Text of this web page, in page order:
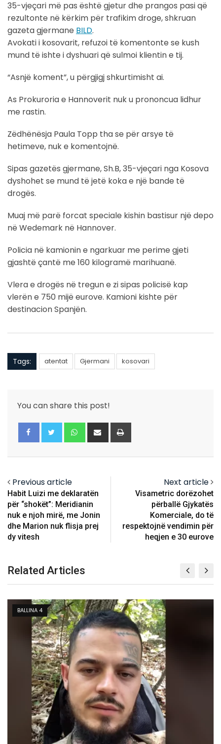
35-vjeçari më pas është gjetur dhe prangos pasi që
rezultonte në kërkim për trafikim droge, shkruan
gazeta gjermane BILD.
Avokati i kosovarit, refuzoi të komentonte se kush
mund të ishte i dyshuari që sulmoi klientin e tij.
“Asnjë koment”, u përgjigj shkurtimisht ai.
As Prokuroria e Hannoverit nuk u prononcua lidhur
me rastin.
Zëdhënësja Paula Topp tha se për arsye të
hetimeve, nuk e komentojnë.
Sipas gazetës gjermane, Sh.B, 35-vjeçari nga Kosova
dyshohet se mund të jetë koka e një bande të
drogës.
Muaj më parë forcat speciale kishin bastisur një depo
në Wedemark në Hannover.
Policia në kamionin e ngarkuar me perime gjeti
gjashtë çantë me 160 kilogramë marihuanë.
Vlera e drogës në tregun e zi sipas policisë kap
vlerën e 750 mijë eurove. Kamioni kishte për
destinacion Spanjën.
Tags: atentat Gjermani kosovari
You can share this post!
Whatsapp
Share
via
Previous article
Habit Luizi me deklaratën
për “shokët”: Meridianin
nuk e njoh mirë, me Jonin
dhe Marion nuk flisja prej
dy vitesh
Next article
Visametric dorëzohet
përballë Gjykatës
Komerciale, do të
respektojnë vendimin për
heqjen e 30 eurove
Related Articles
KOSOVË